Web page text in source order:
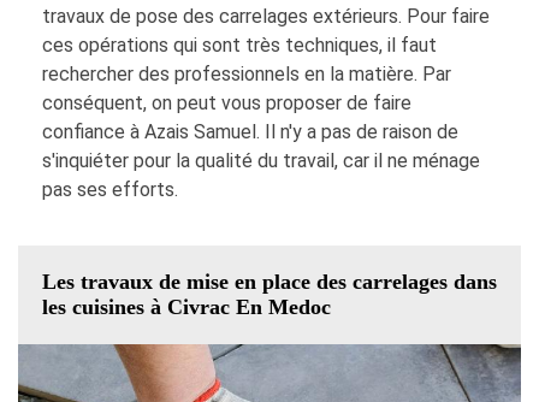
travaux de pose des carrelages extérieurs. Pour faire
ces opérations qui sont très techniques, il faut
rechercher des professionnels en la matière. Par
conséquent, on peut vous proposer de faire
confiance à Azais Samuel. Il n'y a pas de raison de
s'inquiéter pour la qualité du travail, car il ne ménage
pas ses efforts.
Les travaux de mise en place des carrelages dans
les cuisines à Civrac En Medoc